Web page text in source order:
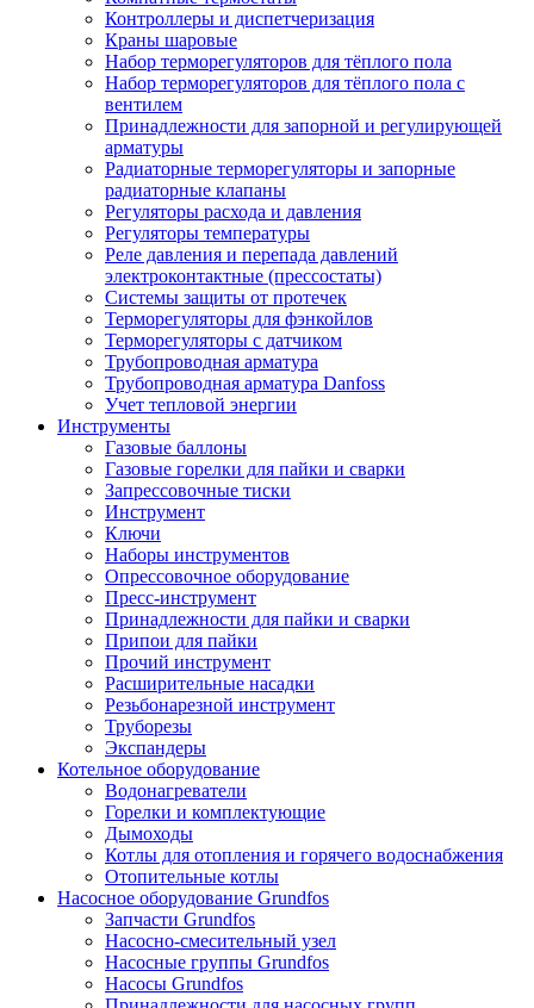
Контроллеры и диспетчеризация
Краны шаровые
Набор терморегуляторов для тёплого пола
Набор терморегуляторов для тёплого пола с
вентилем
Принадлежности для запорной и регулирующей
арматуры
Радиаторные терморегуляторы и запорные
радиаторные клапаны
Регуляторы расхода и давления
Регуляторы температуры
Реле давления и перепада давлений
электроконтактные (прессостаты)
Системы защиты от протечек
Терморегуляторы для фэнкойлов
Терморегуляторы с датчиком
Трубопроводная арматура
Трубопроводная арматура Danfoss
Учет тепловой энергии
Инструменты
Газовые баллоны
Газовые горелки для пайки и сварки
Запрессовочные тиски
Инструмент
Ключи
Наборы инструментов
Опрессовочное оборудование
Пресс-инструмент
Принадлежности для пайки и сварки
Припои для пайки
Прочий инструмент
Расширительные насадки
Резьбонарезной инструмент
Труборезы
Экспандеры
Котельное оборудование
Водонагреватели
Горелки и комплектующие
Дымоходы
Котлы для отопления и горячего водоснабжения
Отопительные котлы
Насосное оборудование Grundfos
Запчасти Grundfos
Насосно-смесительный узел
Насосные группы Grundfos
Насосы Grundfos